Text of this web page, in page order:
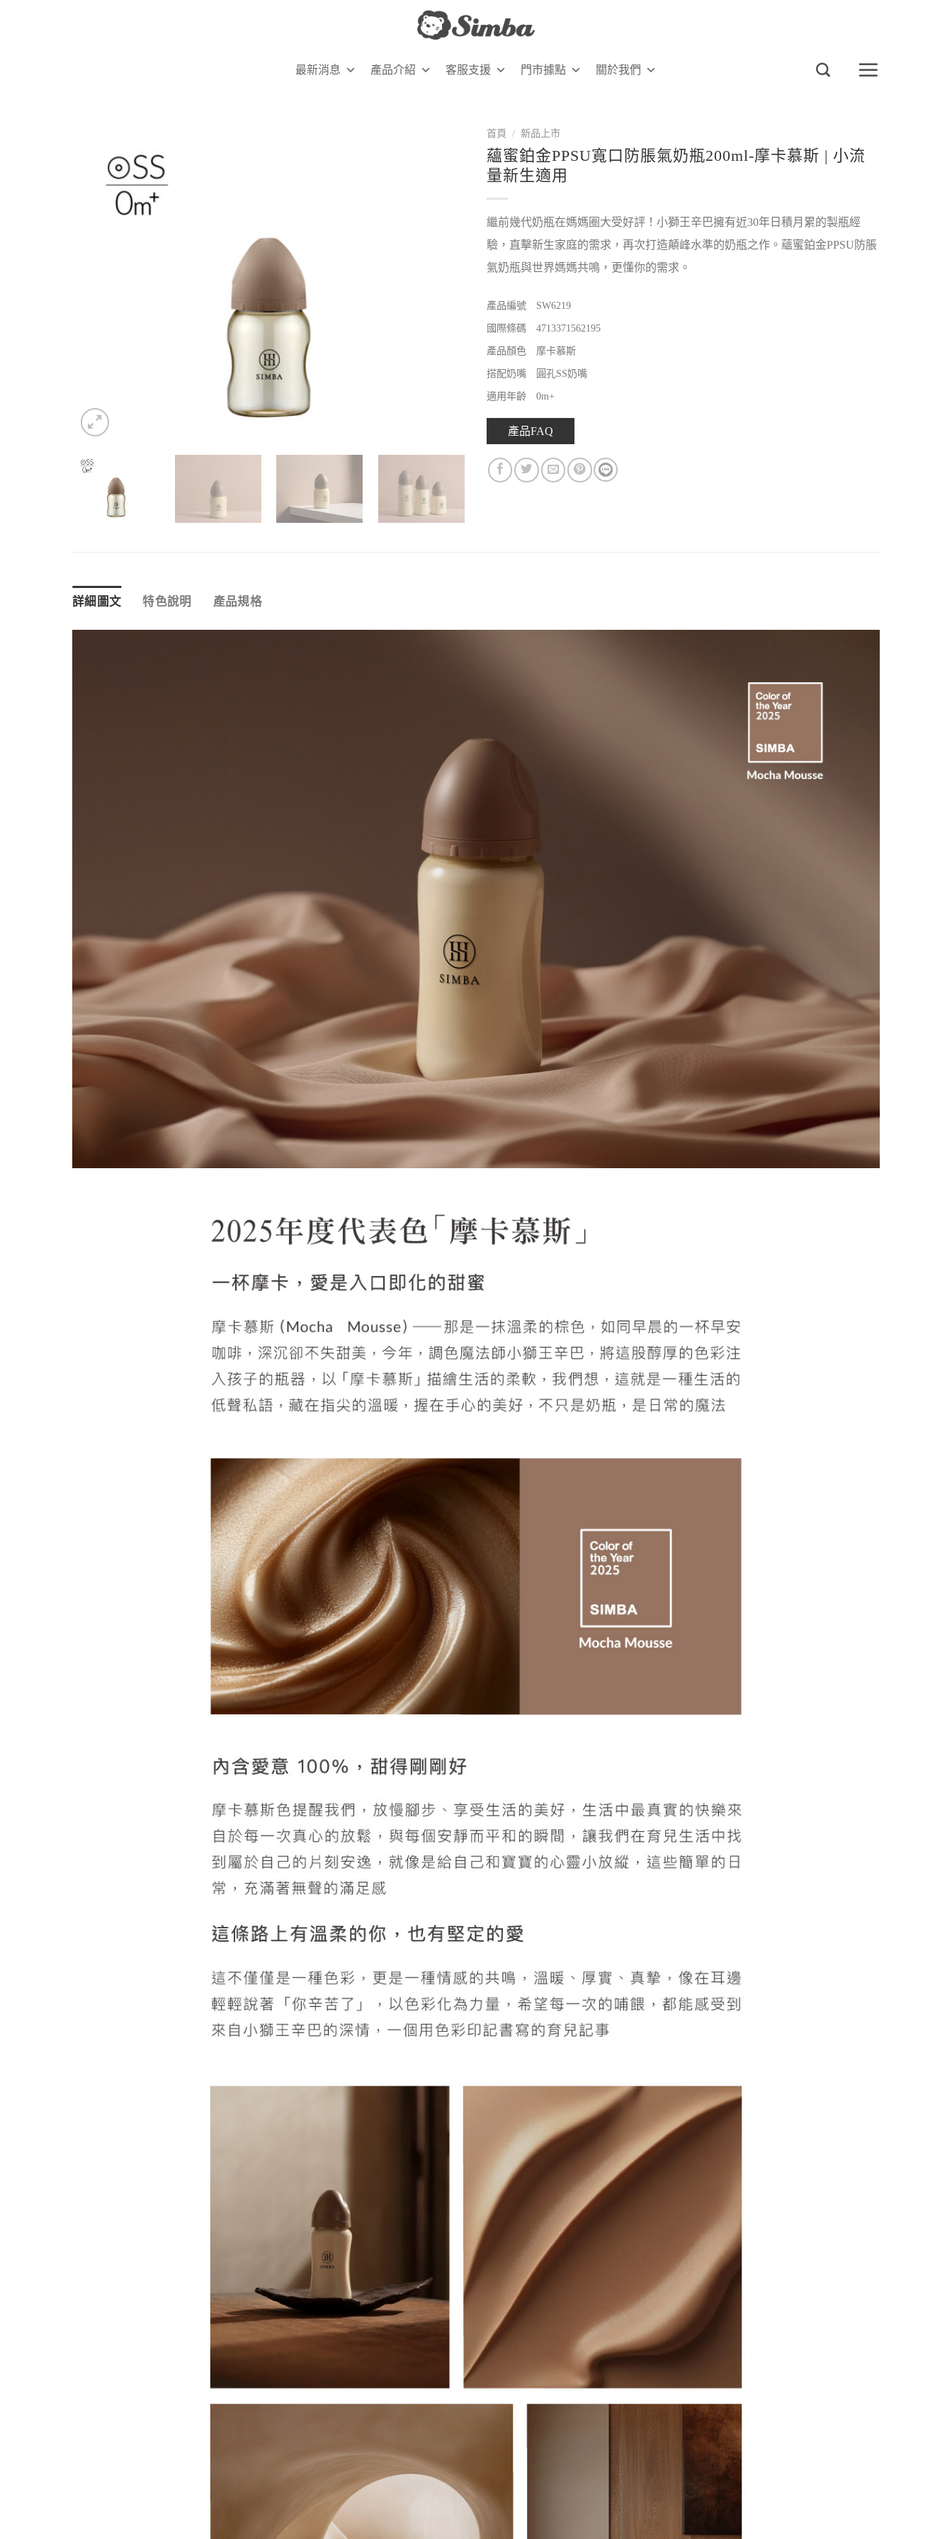
最新消息 產品介紹 客服支援 門市據點 關於我們
首頁 / 新品上市
蘊蜜鉑金PPSU寬口防脹氣奶瓶200ml-摩卡慕斯 | 小流
量新生適用
繼前幾代奶瓶在媽媽圈大受好評！小獅王辛巴擁有近30年日積月累的製瓶經
驗，直擊新生家庭的需求，再次打造顛峰水準的奶瓶之作。蘊蜜鉑金PPSU防脹
氣奶瓶與世界媽媽共鳴，更懂你的需求。
產品編號 SW6219
國際條碼 4713371562195
產品顏色 摩卡慕斯
搭配奶嘴 圓孔SS奶嘴
適用年齡 0m+
產品FAQ
詳細圖文 特色說明 產品規格